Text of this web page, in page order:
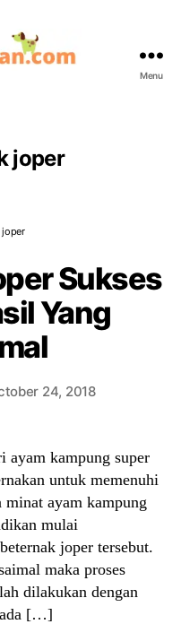
Menu
joper
joper
Sukses
Yang
24, 2018
ayam kampung super
untuk memenuhi
ayam kampung
mulai
joper tersebut.
maka proses
dilakukan dengan
[…]